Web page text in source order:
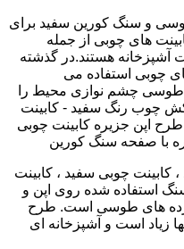
و سنگ کورین سفید برای
های چوبی از جمله
آشپزخانه هستند.در گذشته
چوبی استفاده می
طوسی چشم نوازی محیط را
چوب رنگ سفید - کابینت
اپن جزیره کابینت چوبی
با صفحه سنگ کورین
چوبی سفید ، کابینت
استفاده شده روی اپن و
رده های طوسی است. طرح
زیاد است و آشپزخانه ای